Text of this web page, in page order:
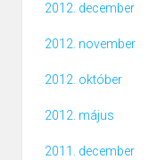
2012. december
2012. november
2012. október
2012. május
2011. december